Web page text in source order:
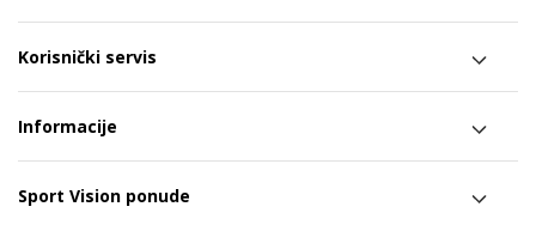
Korisnički servis
Informacije
Sport Vision ponude